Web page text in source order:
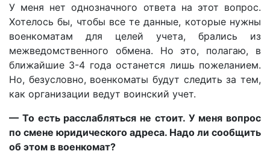
У меня нет однозначного ответа на этот вопрос.
Хотелось бы, чтобы все те данные, которые нужны
военкоматам для целей учета, брались из
межведомственного обмена. Но это, полагаю, в
ближайшие 3-4 года останется лишь пожеланием.
Но, безусловно, военкоматы будут следить за тем,
как организации ведут воинский учет.
— То есть расслабляться не стоит. У меня вопрос
по смене юридического адреса. Надо ли сообщить
об этом в военкомат?